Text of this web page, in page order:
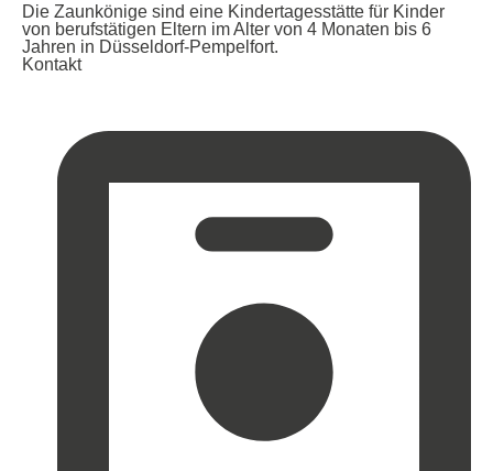
Die Zaunkönige sind eine Kindertagesstätte für Kinder
von berufstätigen Eltern im Alter von 4 Monaten bis 6
Jahren in Düsseldorf-Pempelfort.
Kontakt